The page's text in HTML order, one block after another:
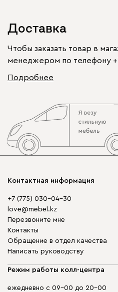
Доставка
Чтобы заказать товар в
менеджером по телефону
Подробнее
Контактная информация
+7 (775) 030-04-30
love@mebel.kz
Перезвоните мне
Контакты
Обращение в отдел качества
Написать руководству
Режим работы колл-центра
ежедневно с 09-00 до 20-00